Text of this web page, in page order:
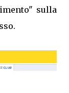
sulla